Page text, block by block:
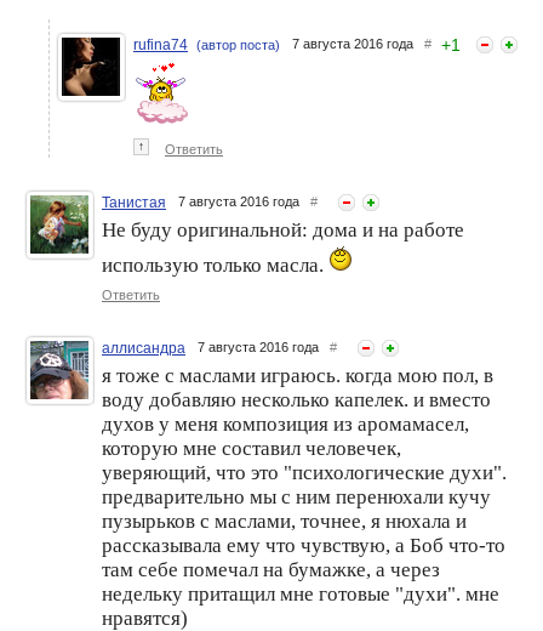
rufina74 (автор поста) 7 августа 2016 года # +1
↑ Ответить
Танистая 7 августа 2016 года #
Не буду оригинальной: дома и на работе
использую только масла.
Ответить
аллисандра 7 августа 2016 года #
я тоже с маслами играюсь. когда мою пол, в
воду добавляю несколько капелек. и вместо
духов у меня композиция из аромамасел,
которую мне составил человечек,
уверяющий, что это "психологические духи".
предварительно мы с ним перенюхали кучу
пузырьков с маслами, точнее, я нюхала и
рассказывала ему что чувствую, а Боб что-то
там себе помечал на бумажке, а через
недельку притащил мне готовые "духи". мне
нравятся)